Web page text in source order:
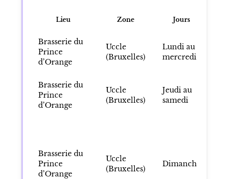
Lieu Zone Jours
Brasserie du
Prince
d’Orange
Uccle
(Bruxelles)
Lundi au
mercredi
Brasserie du
Prince
d’Orange
Uccle
(Bruxelles)
Jeudi au
samedi
Brasserie du
Prince
d’Orange
Uccle
(Bruxelles)
Dimanche